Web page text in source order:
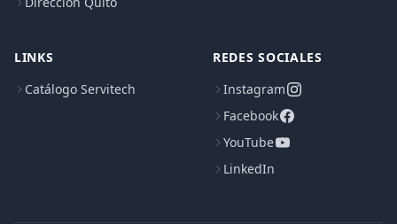
LINKS
Catálogo Servitech
REDES SOCIALES
Instagram
Facebook
YouTube
LinkedIn